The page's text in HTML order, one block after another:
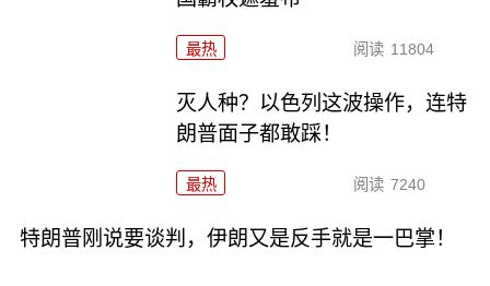
最热 阅读 11804
灭人种？以色列这波操作，连特
朗普面子都敢踩！
最热 阅读 7240
特朗普刚说要谈判，伊朗又是反手就是一巴掌！